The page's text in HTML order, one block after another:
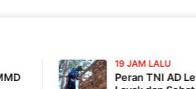
19 JAM LALU
Peran TNI AD Lewat TMMD Hadirkan